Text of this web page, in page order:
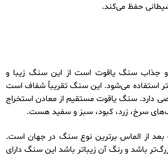
حفظ می‌کند.
جذاب سنگ یاقوت است از این سنگ زیبا و
استفاده می‌شود. این سنگ تقریباً شفاف است
دارد. سنگ یاقوت مستقیم از معادن استخراج
سرخ، زرد، کبود، سبز و سفید هست.
از الماس برترین نوع سنگ در جهان است.
باشد و رنگ آن زیباتر باشد این سنگ دارای